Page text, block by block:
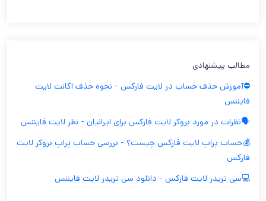
مطالب پیشنهادی
⛔️آموزش حذف حساب در لایت فارکس - نحوه حذف اکانت لایت
فایننس
🗣️نظرات در مورد بروکر لایت فارکس برای ایرانیان - نظر لایت فایننس
💰حساب پراپ لایت فارکس چیست؟ - بررسی حساب پراپ بروکر لایت
فارکس
💻سی تریدر لایت فارکس - دانلود سی تریدر لایت فایننس